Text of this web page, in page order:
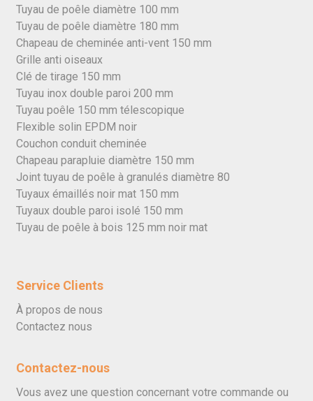
Tuyau de poêle diamètre 100 mm
Tuyau de poêle diamètre 180 mm
Chapeau de cheminée anti-vent 150 mm
Grille anti oiseaux
Clé de tirage 150 mm
Tuyau inox double paroi 200 mm
Tuyau poêle 150 mm télescopique
Flexible solin EPDM noir
Couchon conduit cheminée
Chapeau parapluie diamètre 150 mm
Joint tuyau de poêle à granulés diamètre 80
Tuyaux émaillés noir mat 150 mm
Tuyaux double paroi isolé 150 mm
Tuyau de poêle à bois 125 mm noir mat
Service Clients
À propos de nous
Contactez nous
Contactez-nous
Vous avez une question concernant votre commande ou